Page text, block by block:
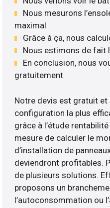
Nous mesurons
maximal
Grâce à ça, nous
Nous estimons de fait
En conclusion, nous
gratuitement
Notre devis est gratuit et
configuration la plus
grâce à l’étude
mesure de calculer le
d’installation de
deviendront profitables.
de plusieurs solutions.
proposons un
l’autoconsommation ou